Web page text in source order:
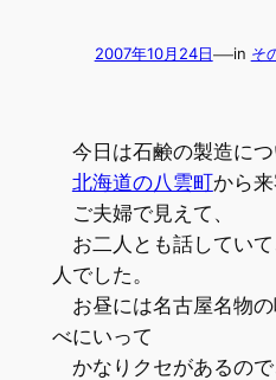
2007年10月24日 —in そ
今日は石鹸の製造に
北海道の八雲町から来
ご夫婦で見えて、
お二人とも話してい
人でした。
お昼には名古屋名物
べにいって
かなりクセがあるの